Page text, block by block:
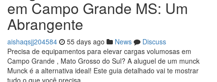
em Campo Grande MS: Um
Abrangente
aishaqsjj204584 55 days ago News
Discuss
Precisa de equipamentos para elevar cargas volumosas em
Campo Grande , Mato Grosso do Sul? A aluguel de um munck
Munck é a alternativa ideal! Este guia detalhado vai te mostrar
tudo o que você precisa